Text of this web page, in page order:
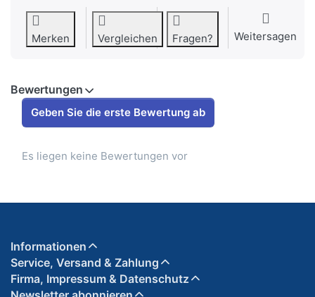
Merken Vergleichen Fragen? Weitersagen
Bewertungen
Geben Sie die erste Bewertung ab
Es liegen keine Bewertungen vor
Informationen
Service, Versand & Zahlung
Firma, Impressum & Datenschutz